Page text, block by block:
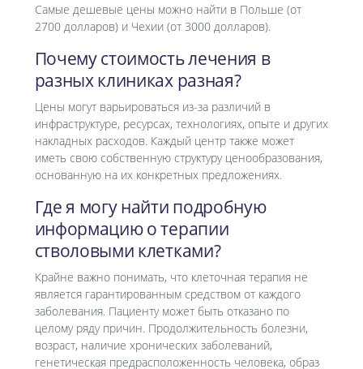
Самые дешевые цены можно найти в Польше (от
2700 долларов) и Чехии (от 3000 долларов).
Почему стоимость лечения в
разных клиниках разная?
Цены могут варьироваться из-за различий в
инфраструктуре, ресурсах, технологиях, опыте и других
накладных расходов. Каждый центр также может
иметь свою собственную структуру ценообразования,
основанную на их конкретных предложениях.
Где я могу найти подробную
информацию о терапии
стволовыми клетками?
Крайне важно понимать, что клеточная терапия не
является гарантированным средством от каждого
заболевания. Пациенту может быть отказано по
целому ряду причин. Продолжительность болезни,
возраст, наличие хронических заболеваний,
генетическая предрасположенность человека, образ